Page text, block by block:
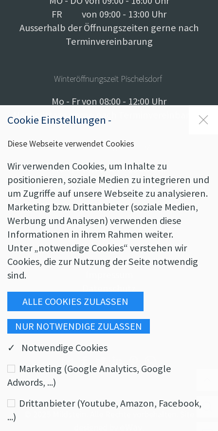
FR von 09:00 - 13:00 Uhr
Ausserhalb der Öffnungszeiten gerne nach
Terminvereinbarung
Winteröffnungszeit Pischelsdorf
Mo - Fr von 08:00 - 12:00 Uhr
Nachmittags gerne nach Terminvereinbarung
Winteröffnungszeit Graz
Mo - Fr von 09:00 - 13:00 Uhr
Nachmittags gerne nach Terminvereinbarung
AGBs
Cookie Einstellungen -
Diese Webseite verwendet Cookies
Wir verwenden Cookies, um Inhalte zu
positionieren, soziale Medien zu integrieren und
um Zugriffe auf unsere Webseite zu analysieren.
Marketing bzw. Drittanbieter (soziale Medien,
Werbung und Analysen) verwenden diese
Informationen in ihrem Rahmen weiter.
Unter „notwendige Cookies“ verstehen wir
Cookies, die zur Nutzung der Seite notwendig
sind.
✓ Notwendige Cookies
Marketing (Google Analytics, Google
Adwords, ...)
Drittanbieter (Youtube, Amazon, Facebook,
...)